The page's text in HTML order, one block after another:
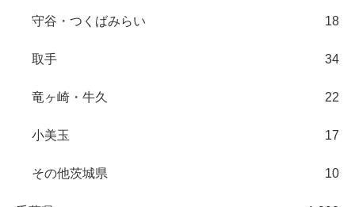
守谷・つくばみらい 18
取手 34
竜ヶ崎・牛久 22
小美玉 17
その他茨城県 10